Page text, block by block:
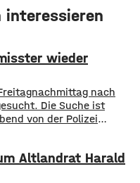
interessieren
wieder
nach
Die Suche ist
von der Polizei
die Gegend rund
Altlandrat Harald